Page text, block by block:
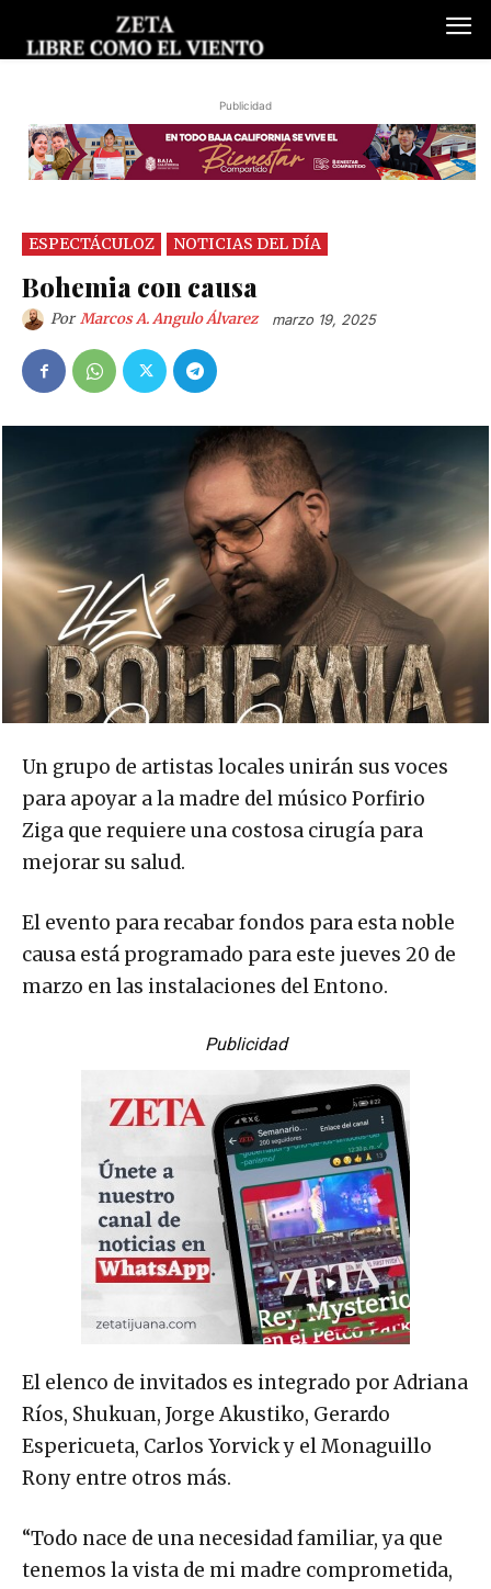
Publicidad
ESPECTÁCULOZ NOTICIAS DEL DÍA
Bohemia con causa
Por Marcos A. Angulo Álvarez marzo 19, 2025
Un grupo de artistas locales unirán sus voces
para apoyar a la madre del músico Porfirio
Ziga que requiere una costosa cirugía para
mejorar su salud.
El evento para recabar fondos para esta noble
causa está programado para este jueves 20 de
marzo en las instalaciones del Entono.
Publicidad
El elenco de invitados es integrado por Adriana
Ríos, Shukuan, Jorge Akustiko, Gerardo
Espericueta, Carlos Yorvick y el Monaguillo
Rony entre otros más.
“Todo nace de una necesidad familiar, ya que
tenemos la vista de mi madre comprometida,